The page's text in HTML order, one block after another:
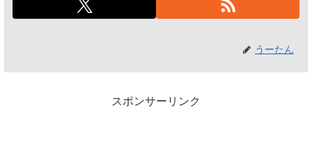
うーたん
スポンサーリンク